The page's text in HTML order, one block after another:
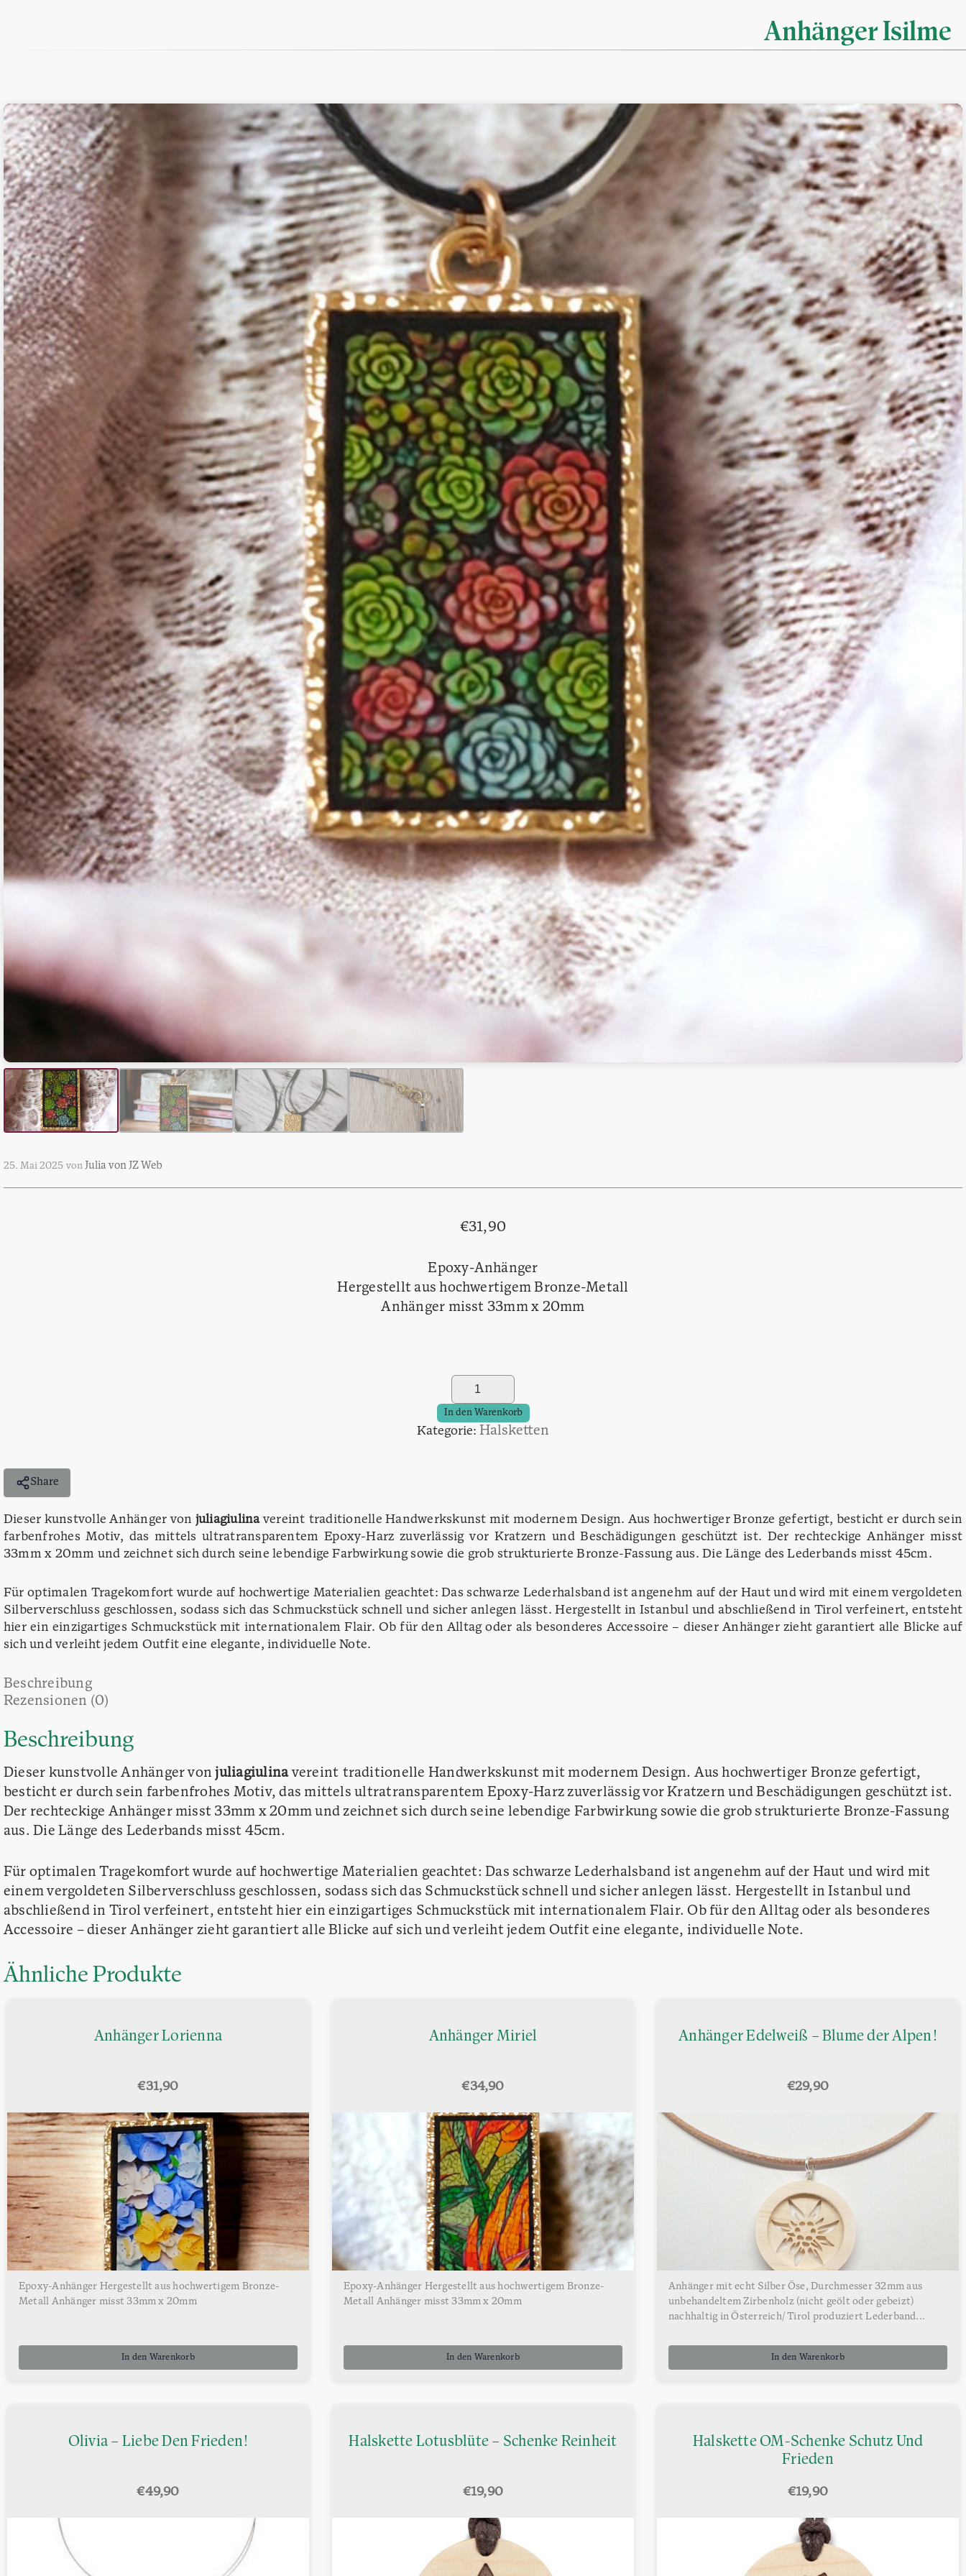
Anhänger Isilme
25. Mai 2025 von Julia von JZ Web
€31,90
Epoxy-Anhänger
Hergestellt aus hochwertigem Bronze-Metall
Anhänger misst 33mm x 20mm
Anhänger
Isilme
Menge
In den Warenkorb
Kategorie: Halsketten
Share
Dieser kunstvolle Anhänger von juliagiulinavereint traditionelle Handwerkskunst mit modernem Design. Aus hochwertiger Bronze gefertigt, besticht er durch sein
farbenfrohes Motiv, das mittels ultratransparentem Epoxy-Harz zuverlässig vor Kratzern und Beschädigungen geschützt ist. Der rechteckige Anhänger misst
33mm x 20mm und zeichnet sich durch seine lebendige Farbwirkung sowie die grob strukturierte Bronze-Fassung aus. Die Länge des Lederbands misst 45cm.
Für optimalen Tragekomfort wurde auf hochwertige Materialien geachtet: Das schwarze Lederhalsband ist angenehm auf der Haut und wird mit einem vergoldeten
Silberverschluss geschlossen, sodass sich das Schmuckstück schnell und sicher anlegen lässt. Hergestellt in Istanbul und abschließend in Tirol verfeinert, entsteht
hier ein einzigartiges Schmuckstück mit internationalem Flair. Ob für den Alltag oder als besonderes Accessoire – dieser Anhänger zieht garantiert alle Blicke auf
sich und verleiht jedem Outfit eine elegante, individuelle Note.
Beschreibung
Rezensionen (0)
Beschreibung
Dieser kunstvolle Anhänger vonjuliagiulinavereint traditionelle Handwerkskunst mit modernem Design. Aus hochwertiger Bronze gefertigt,
besticht er durch sein farbenfrohes Motiv, das mittels ultratransparentem Epoxy-Harz zuverlässig vor Kratzern und Beschädigungen geschützt ist.
Der rechteckige Anhänger misst 33mm x 20mm und zeichnet sich durch seine lebendige Farbwirkung sowie die grob strukturierte Bronze-Fassung
aus. Die Länge des Lederbands misst 45cm.
Für optimalen Tragekomfort wurde auf hochwertige Materialien geachtet: Das schwarze Lederhalsband ist angenehm auf der Haut und wird mit
einem vergoldeten Silberverschluss geschlossen, sodass sich das Schmuckstück schnell und sicher anlegen lässt. Hergestellt in Istanbul und
abschließend in Tirol verfeinert, entsteht hier ein einzigartiges Schmuckstück mit internationalem Flair. Ob für den Alltag oder als besonderes
Accessoire – dieser Anhänger zieht garantiert alle Blicke auf sich und verleiht jedem Outfit eine elegante, individuelle Note.
Ähnliche Produkte
Anhänger Lorienna
€31,90
Epoxy-Anhänger Hergestellt aus hochwertigem Bronze-
Metall Anhänger misst 33mm x 20mm
In den Warenkorb
Anhänger Miriel
€34,90
Epoxy-Anhänger Hergestellt aus hochwertigem Bronze-
Metall Anhänger misst 33mm x 20mm
In den Warenkorb
Anhänger Edelweiß – Blume der Alpen!
€29,90
Anhänger mit echt Silber Öse, Durchmesser 32mm aus
unbehandeltem Zirbenholz (nicht geölt oder gebeizt)
nachhaltig in Österreich/ Tirol produziert Lederband...
In den Warenkorb
Olivia – Liebe Den Frieden!
€49,90
Halskette Lotusblüte – Schenke Reinheit
€19,90
Halskette OM-Schenke Schutz Und
Frieden
€19,90